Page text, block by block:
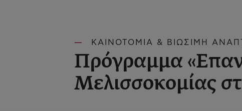
ΚΑΙΝΟΤΟΜΙΑ & ΒΙΩΣΙΜΗ
Πρόγραμμα
Μελισσοκομίας